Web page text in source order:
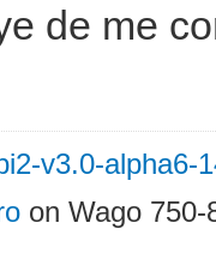
de me
v3.0-alpha6-
on Wago 750-